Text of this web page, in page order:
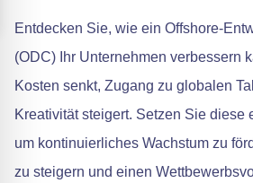
Entdecken Sie, wie ein Offshore-
(ODC) Ihr Unternehmen verbessern
Kosten senkt, Zugang zu globalen
Kreativität steigert. Setzen Sie diese
um kontinuierliches Wachstum zu
zu steigern und einen